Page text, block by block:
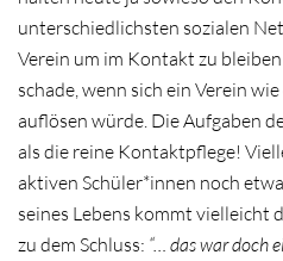
unterschiedlichsten sozialen
Verein um im Kontakt zu
schade, wenn sich ein Verein
auflösen würde. Die Aufgaben
als die reine Kontaktpflege!
aktiven Schüler*innen noch
seines Lebens kommt vielleicht
zu dem Schluss: “… das war doch